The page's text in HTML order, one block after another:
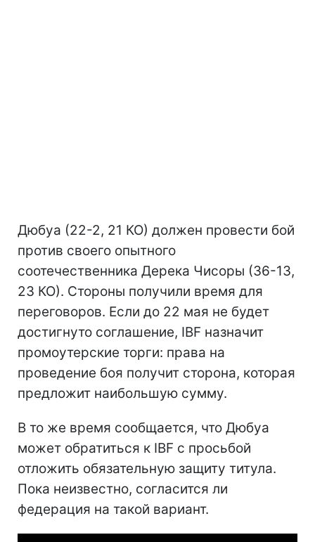
Дюбуа (22-2, 21 КО) должен провести бой
против своего опытного
соотечественника Дерека Чисоры (36-13,
23 КО). Стороны получили время для
переговоров. Если до 22 мая не будет
достигнуто соглашение, IBF назначит
промоутерские торги: права на
проведение боя получит сторона, которая
предложит наибольшую сумму.
В то же время сообщается, что Дюбуа
может обратиться к IBF с просьбой
отложить обязательную защиту титула.
Пока неизвестно, согласится ли
федерация на такой вариант.